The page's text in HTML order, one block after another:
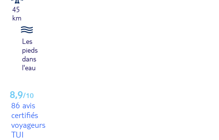
45
km
Les
pieds
dans
l'eau
8,9/10
86 avis
certifiés
voyageurs
TUI